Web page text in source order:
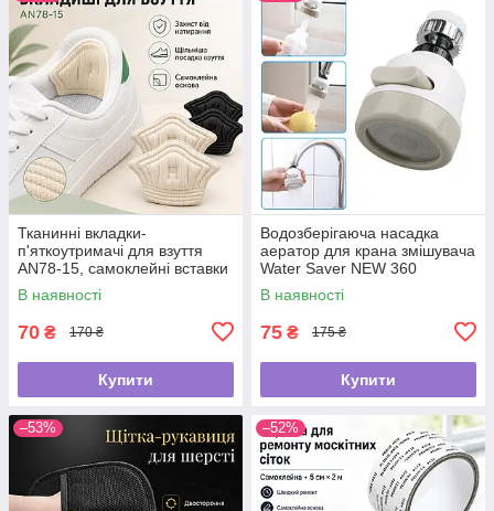
Тканинні вкладки-
п'яткоутримачі для взуття
AN78-15, самоклейні вставки
від натирання та мозолів, для
зменшення розміру взуття
В наявності
70 ₴ 170 ₴
Купити
Водозберігаюча насадка
аератор для крана змішувача
Water Saver NEW 360
В наявності
75 ₴ 175 ₴
Купити
–53% –52%